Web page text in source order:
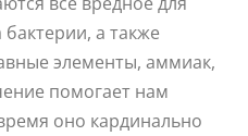
а также
элементы, аммиак,
помогает нам
оно кардинально